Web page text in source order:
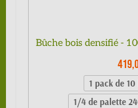
Bûche bois densifié -
1 pack de 10
1/4 de palette